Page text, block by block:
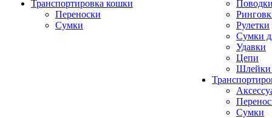
Транспортировка кошки
Переноски
Сумки
Рулетки
Сумки
Удавки
Цепи
Шлейки
Сумки